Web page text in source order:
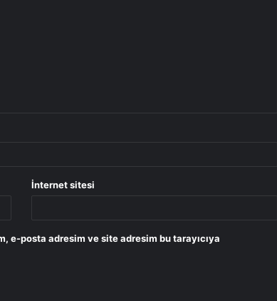
İnternet sitesi
e-posta adresim ve site adresim bu tarayıcıya